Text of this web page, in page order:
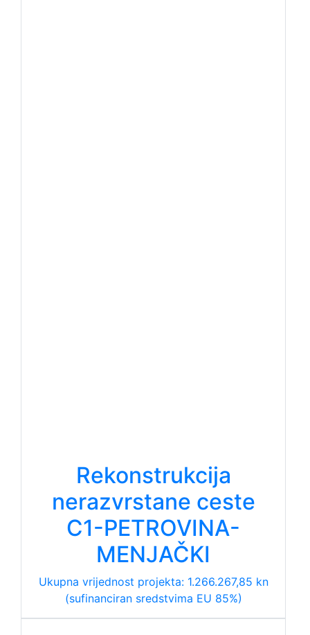
Rekonstrukcija
nerazvrstane ceste
C1-PETROVINA-
MENJAČKI
Ukupna vrijednost projekta: 1.266.267,85 kn
(sufinanciran sredstvima EU 85%)